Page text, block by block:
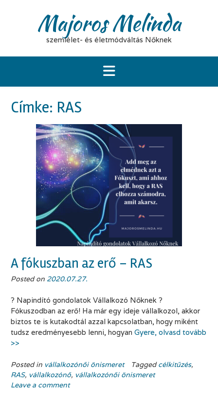
Majoros Melinda
szemlélet- és életmódváltás Nőknek
Címke: RAS
A fókuszban az erő – RAS
Posted on 2020.07.27.
? Napindító gondolatok Vállalkozó Nőknek ?⁣
Fókuszodban az erő! Ha már egy ideje vállalkozol, akkor
biztos te is kutakodtál azzal kapcsolatban, hogy miként
tudsz eredményesebb lenni, hogyan Gyere, olvasd tovább
>>
Posted in vállalkozónői önismeret Taggedcélkitűzés,
RAS, vállalkozónő, vállalkozónői önismeret
Leave a comment